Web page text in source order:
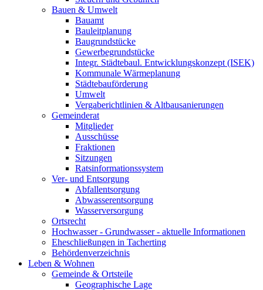
Bauen & Umwelt
Bauamt
Bauleitplanung
Baugrundstücke
Gewerbegrundstücke
Integr. Städtebaul. Entwicklungskonzept (ISEK)
Kommunale Wärmeplanung
Städtebauförderung
Umwelt
Vergaberichtlinien & Altbausanierungen
Gemeinderat
Mitglieder
Ausschüsse
Fraktionen
Sitzungen
Ratsinformationssystem
Ver- und Entsorgung
Abfallentsorgung
Abwasserentsorgung
Wasserversorgung
Ortsrecht
Hochwasser - Grundwasser - aktuelle Informationen
Eheschließungen in Tacherting
Behördenverzeichnis
Leben & Wohnen
Gemeinde & Ortsteile
Geographische Lage